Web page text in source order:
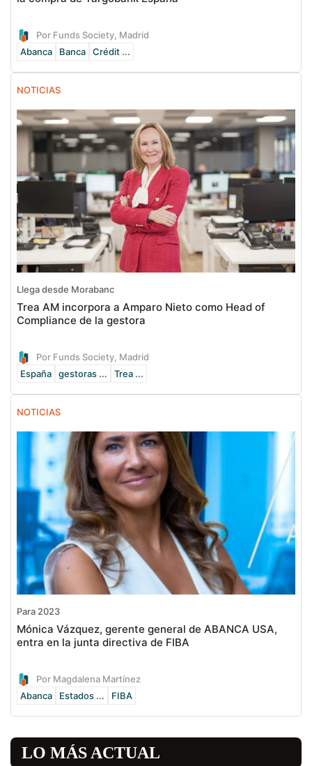
Por Funds Society, Madrid
Abanca
Banca Crédit ...
NOTICIAS
Llega desde Morabanc
Trea AM incorpora a Amparo Nieto como Head of
Compliance de la gestora
Por Funds Society, Madrid
España
gestoras ... Trea ...
NOTICIAS
Para 2023
Mónica Vázquez, gerente general de ABANCA USA,
entra en la junta directiva de FIBA
Por Magdalena Martínez
Abanca
Estados ... FIBA
LO MÁS ACTUAL